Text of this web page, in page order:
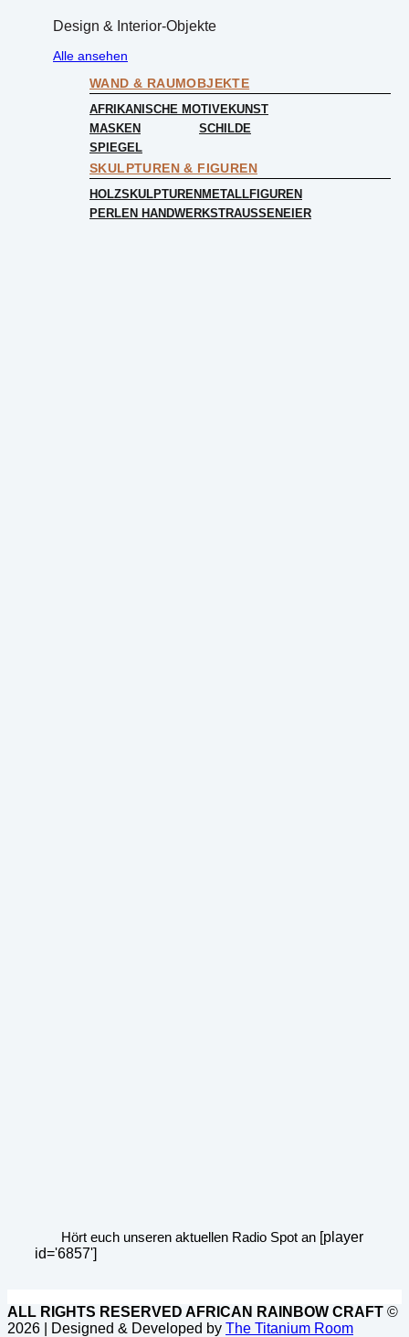
Design & Interior-Objekte
Alle ansehen
WAND & RAUMOBJEKTE
AFRIKANISCHE MOTIVEKUNST
MASKEN
SCHILDE
SPIEGEL
SKULPTUREN & FIGUREN
HOLZSKULPTURENMETALLFIGUREN
PERLEN HANDWERKSTRAUSSENEIER
Hört euch unseren aktuellen Radio Spot an [player
id='6857']
ALL RIGHTS RESERVED AFRICAN RAINBOW CRAFT ©
2026 | Designed & Developed by The Titanium Room